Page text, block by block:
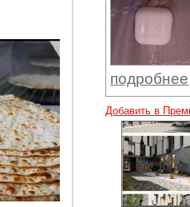
подробнее
Добавить в